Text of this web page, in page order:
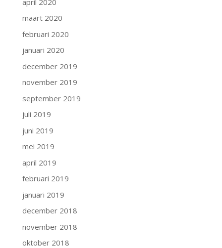
maart 2020
februari 2020
januari 2020
december 2019
november 2019
september 2019
juli 2019
juni 2019
mei 2019
april 2019
februari 2019
januari 2019
december 2018
november 2018
oktober 2018